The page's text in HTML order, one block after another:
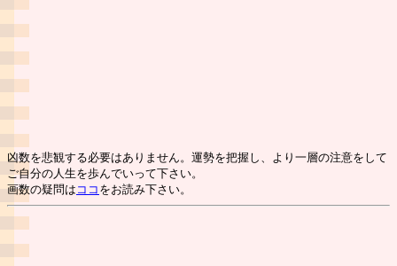
凶数を悲観する必要はありません。運勢を把握し、より一層の注意をして
ご自分の人生を歩んでいって下さい。
画数の疑問は ココ をお読み下さい。